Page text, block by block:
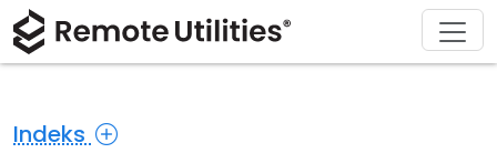
Indeks
Produk
Keselamatan
Penyelesaian
Pengilangan dan Peruncitan
Muat turun
macOS
Beli
Pembantu Lesen
Sokongan
Dokumentasi
Tentang
Bilik Akhbar